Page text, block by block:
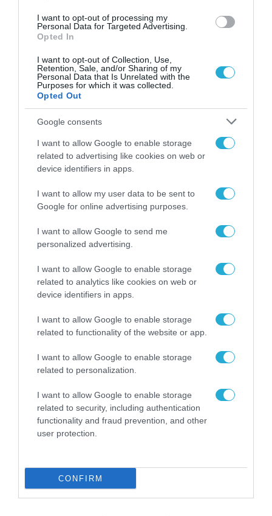
I want to opt-out of processing my
Personal Data for Targeted Advertising.
Opted In
I want to opt-out of Collection, Use,
Retention, Sale, and/or Sharing of my
Personal Data that Is Unrelated with the
Purposes for which it was collected.
Opted Out
Google consents
I want to allow Google to enable storage
related to advertising like cookies on web or
device identifiers in apps.
I want to allow my user data to be sent to
Google for online advertising purposes.
I want to allow Google to send me
personalized advertising.
I want to allow Google to enable storage
related to analytics like cookies on web or
device identifiers in apps.
I want to allow Google to enable storage
related to functionality of the website or app.
I want to allow Google to enable storage
related to personalization.
I want to allow Google to enable storage
related to security, including authentication
functionality and fraud prevention, and other
user protection.
CONFIRM
ΕΡΓΑ - ΕΓΚΑΤΑΣΤΑΣΕΙΣ
Vodafone-Intraway-Indigital
υπέγραψαν την σύμβαση των 15
εκ. ευρώ για την Πλατφόρμα
Ψηφιακού Κέντρου Ενημέρωσης
ΕΡΓΑ - ΔΙΑΓΩΝΙΣΜΟΙ
Διαγωνισμός 58,5 εκατ. ευρώ για
άδειες Microsoft στο Δημόσιο